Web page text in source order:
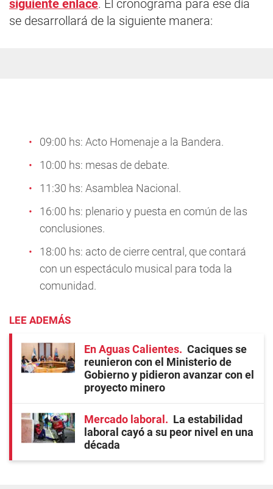
siguiente enlace. El cronograma para ese día
se desarrollará de la siguiente manera:
09:00 hs: Acto Homenaje a la Bandera.
10:00 hs: mesas de debate.
11:30 hs: Asamblea Nacional.
16:00 hs: plenario y puesta en común de las
conclusiones.
18:00 hs: acto de cierre central, que contará
con un espectáculo musical para toda la
comunidad.
LEE ADEMÁS
En Aguas Calientes
Caciques se
reunieron con el Ministerio de
Gobierno y pidieron avanzar con el
proyecto minero
Mercado laboral
La estabilidad
laboral cayó a su peor nivel en una
década